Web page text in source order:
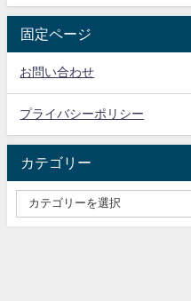
固定ページ
お問い合わせ
プライバシーポリシー
カテゴリー